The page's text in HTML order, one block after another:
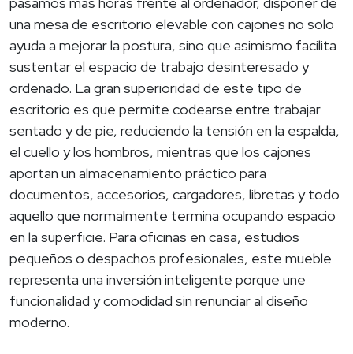
una mesa de escritorio elevable con cajones no solo
ayuda a mejorar la postura, sino que asimismo facilita
sustentar el espacio de trabajo desinteresado y
ordenado. La gran superioridad de este tipo de
escritorio es que permite codearse entre trabajar
sentado y de pie, reduciendo la tensión en la espalda,
el cuello y los hombros, mientras que los cajones
aportan un almacenamiento práctico para
documentos, accesorios, cargadores, libretas y todo
aquello que normalmente termina ocupando espacio
en la superficie. Para oficinas en casa, estudios
pequeños o despachos profesionales, este mueble
representa una inversión inteligente porque une
funcionalidad y comodidad sin renunciar al diseño
moderno.